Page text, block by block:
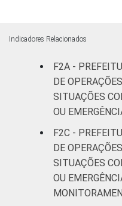
Fonte: CGI.br/
Estudos para o
Sociedade da
Pesquisa sobre
informação e
Indicadores Relacionados
F2A -
DE
SITUAÇÕES
OU
F2C -
DE
SITUAÇÕES
OU